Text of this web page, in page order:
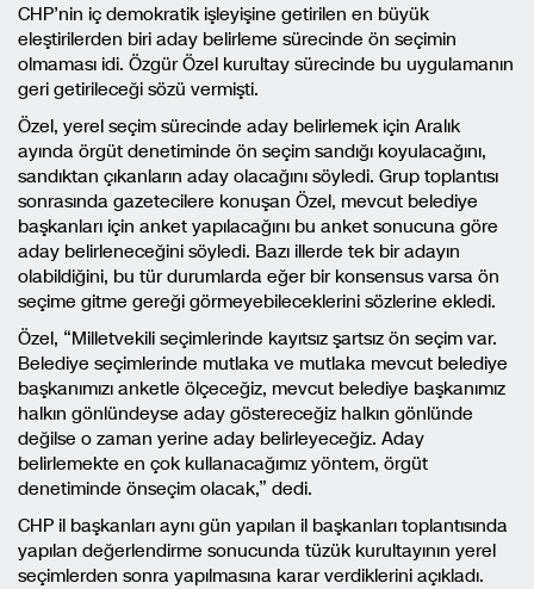
CHP’nin iç demokratik işleyişine getirilen en büyük
eleştirilerden biri aday belirleme sürecinde ön seçimin
olmaması idi. Özgür Özel kurultay sürecinde bu uygulamanın
geri getirileceği sözü vermişti.
Özel, yerel seçim sürecinde aday belirlemek için Aralık
ayında örgüt denetiminde ön seçim sandığı koyulacağını,
sandıktan çıkanların aday olacağını söyledi. Grup toplantısı
sonrasında gazetecilere konuşan Özel, mevcut belediye
başkanları için anket yapılacağını bu anket sonucuna göre
aday belirleneceğini söyledi. Bazı illerde tek bir adayın
olabildiğini, bu tür durumlarda eğer bir konsensus varsa ön
seçime gitme gereği görmeyebileceklerini sözlerine ekledi.
Özel, “Milletvekili seçimlerinde kayıtsız şartsız ön seçim var.
Belediye seçimlerinde mutlaka ve mutlaka mevcut belediye
başkanımızı anketle ölçeceğiz, mevcut belediye başkanımız
halkın gönlündeyse aday göstereceğiz halkın gönlünde
değilse o zaman yerine aday belirleyeceğiz. Aday
belirlemekte en çok kullanacağımız yöntem, örgüt
denetiminde önseçim olacak,” dedi.
CHP il başkanları aynı gün yapılan il başkanları toplantısında
yapılan değerlendirme sonucunda tüzük kurultayının yerel
seçimlerden sonra yapılmasına karar verdiklerini açıkladı.